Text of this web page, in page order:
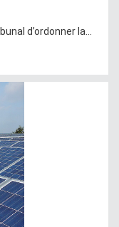
d’ordonner la...